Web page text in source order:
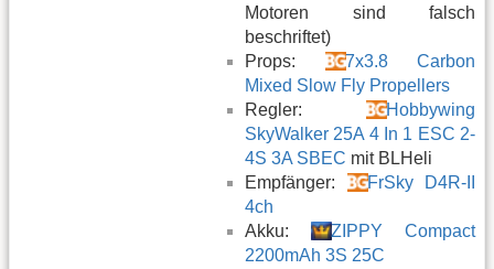
Motoren sind falsch
beschriftet)
Props:
7x3.8 Carbon
Mixed Slow Fly Propellers
Regler:
Hobbywing
SkyWalker 25A 4 In 1 ESC 2-
4S 3A SBEC mit BLHeli
Empfänger:
FrSky D4R-II
4ch
Akku:
ZIPPY Compact
2200mAh 3S 25C